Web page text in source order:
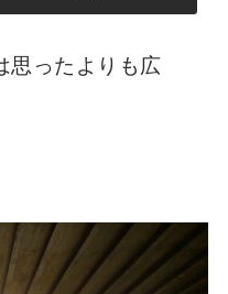
思ったよりも広